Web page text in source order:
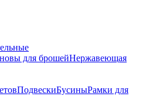
для брошейНержавеющая
ПодвескиБусиныРамки для